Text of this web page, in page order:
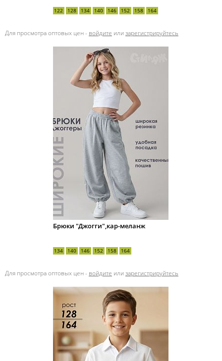
122 128 134 140 146 152 158 164
Для просмотра оптовых цен - войдите или зарегистрируйтесь
Брюки "Джогги",кар-меланж
134 140 146 152 158 164
Для просмотра оптовых цен - войдите или зарегистрируйтесь